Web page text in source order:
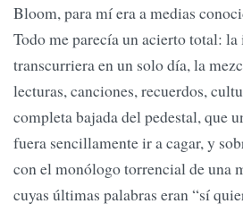
Bloom, para mí era a medias
Todo me parecía un acierto total:
transcurriera en un solo día, la
lecturas, canciones, recuerdos,
completa bajada del pedestal, que
fuera sencillamente ir a cagar, y
con el monólogo torrencial de una
cuyas últimas palabras eran “sí